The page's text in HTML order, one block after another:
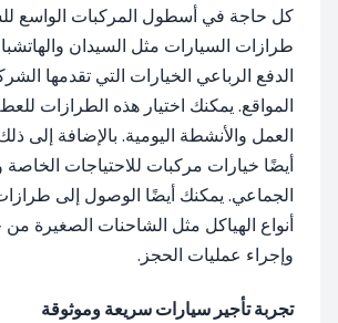
كل حاجة في أسطول المركبات الواسع
طرازات السيارات مثل السيدان
الدفع الرباعي الخيارات التي تقدمها
المواقع. يمكنك اختيار هذه الطرازات
العمل والأنشطة اليومية. بالإضافة إلى
أيضًا خيارات مركبات للاحتياجات الخاصة
الجماعي. يمكنك أيضًا الوصول إلى
أنواع الهياكل مثل الشاحنات الصغيرة
وإجراء عمليات الحجز.
تجربة تأجير سيارات سريعة وموثوقة